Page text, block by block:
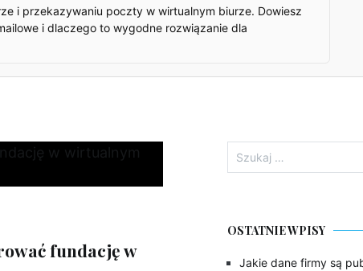
i przekazywaniu poczty w wirtualnym biurze. Dowiesz
i dlaczego to wygodne rozwiązanie dla
fundację w
Szukaj:
OSTATNIE WPISY
Jakie dane firmy są